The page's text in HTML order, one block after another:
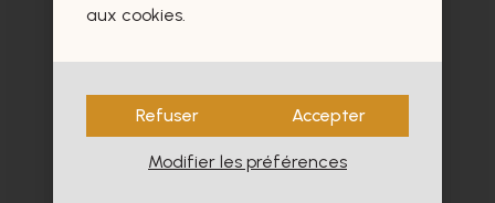
aux cookies.
Refuser Accepter
Modifier les préférences